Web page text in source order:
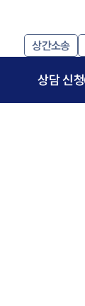
상간소송
상담 신청